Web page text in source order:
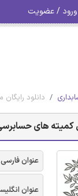
ورود / عضویت
دانلود
کمیته های
عنوان فارسی
عنوان